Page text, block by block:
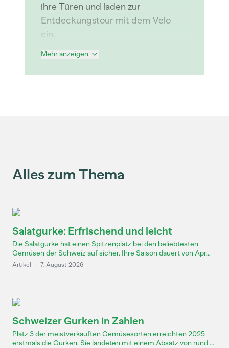
ihre Türen und laden zur
Entdeckungstour mit dem Velo
ein.
Mehr anzeigen
Alles zum Thema
Salatgurke: Erfrischend und leicht
Die Salatgurke hat einen Spitzenplatz bei den beliebtesten
Gemüsen der Schweiz auf sicher. Ihre Saison dauert von Apr...
Artikel · 7. August 2026
Schweizer Gurken in Zahlen
Platz 3 der meistverkauften Gemüsesorten erreichten 2025
erstmals die Gurken. Sie landeten mit einem Absatz von rund ...